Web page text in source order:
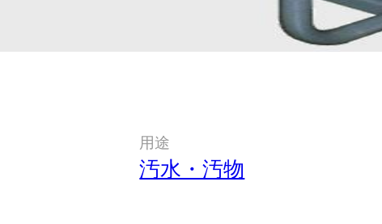
用途
汚水・汚物